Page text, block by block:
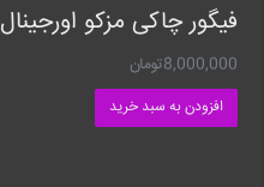
فیگور چاکی مزکو اورجینال ۲۰۱۵
8,000,000تومان
افزودن به سبد خرید